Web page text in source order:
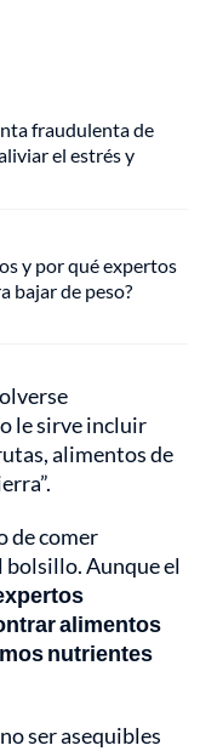
fraudulenta de
el estrés y
y por qué expertos
bajar de peso?
le sirve incluir
alimentos de
de comer
bolsillo. Aunque el
alimentos
nutrientes
ser asequibles